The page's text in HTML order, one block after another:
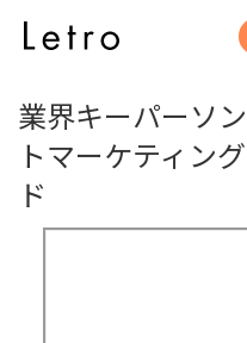
資料一覧へ
業界キーパーソ
トマーケティン
ド